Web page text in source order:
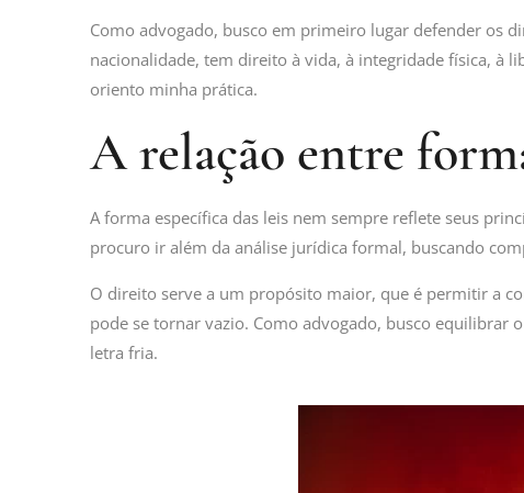
Como advogado, busco em primeiro lugar defender os
nacionalidade, tem direito à vida, à integridade física, à
oriento minha prática.
A relação entre
A forma específica das leis nem sempre reflete seus
procuro ir além da análise jurídica formal, buscando
O direito serve a um propósito maior, que é permitir a
pode se tornar vazio. Como advogado, busco equilibrar
letra fria.